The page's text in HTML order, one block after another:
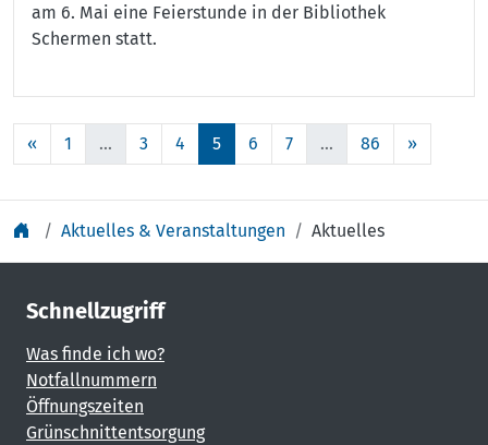
am 6. Mai eine Feierstunde in der Bibliothek
Schermen statt.
« 1 ... 3 4 5 6 7 ... 86 »
Aktuelles & Veranstaltungen Aktuelles
Schnellzugriff
Was finde ich wo?
Notfallnummern
Öffnungszeiten
Grünschnittentsorgung